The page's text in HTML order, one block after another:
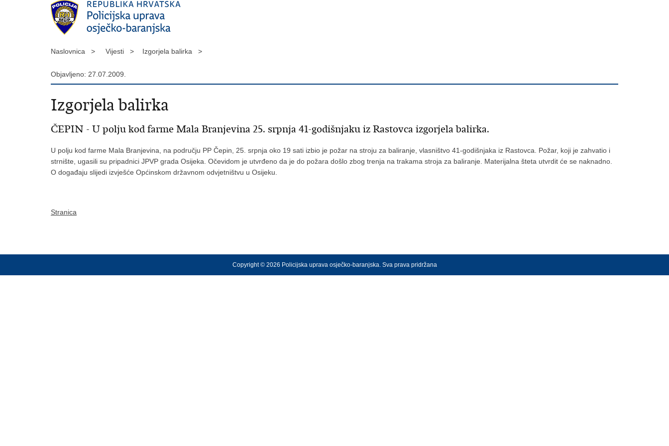
Naslovnica > Vijesti > Izgorjela balirka >
Objavljeno: 27.07.2009.
Izgorjela balirka
ČEPIN - U polju kod farme Mala Branjevina 25. srpnja 41-godišnjaku iz Rastovca izgorjela balirka.
U polju kod farme Mala Branjevina, na području PP Čepin, 25. srpnja oko 19 sati izbio je požar na stroju za baliranje, vlasništvo 41-godišnjaka iz Rastovca. Požar, koji je zahvatio i
strnište, ugasili su pripadnici JPVP grada Osijeka. Očevidom je utvrđeno da je do požara došlo zbog trenja na trakama stroja za baliranje. Materijalna šteta utvrdit će se naknadno.
O događaju slijedi izvješće Općinskom državnom odvjetništvu u Osijeku.
Stranica
Copyright © 2026 Policijska uprava osječko-baranjska. Sva prava pridržana